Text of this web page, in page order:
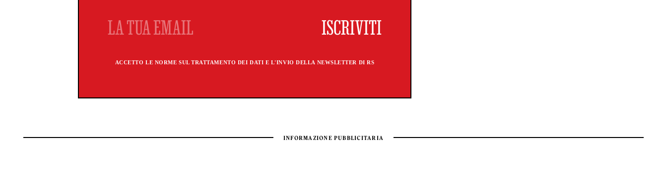
ACCETTO LE NORME SUL TRATTAMENTO DEI DATI E L'INVIO DELLA NEWSLETTER DI RS